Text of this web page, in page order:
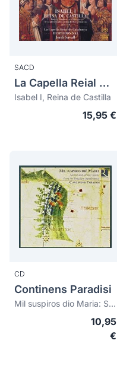
SACD
La Capella Reial De Catalunya
Isabel I, Reina de Castilla
15,95 €
CD
Continens Paradisi
Mil suspiros dio Maria: Sacred and secular music from the Brazilian Renaissance
10,95
€